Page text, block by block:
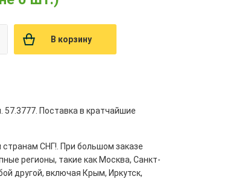
В корзину
Поставка в кратчайшие
СНГ!. При большом заказе
регионы, такие как Москва, Санкт-
другой, включая Крым, Иркутск,